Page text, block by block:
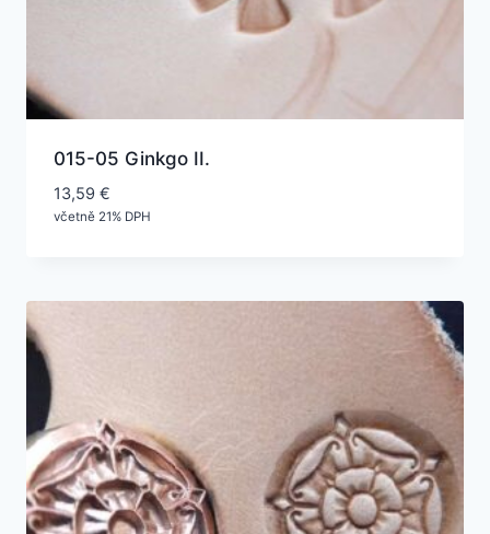
015-05 Ginkgo II.
13,59 €
včetně 21% DPH